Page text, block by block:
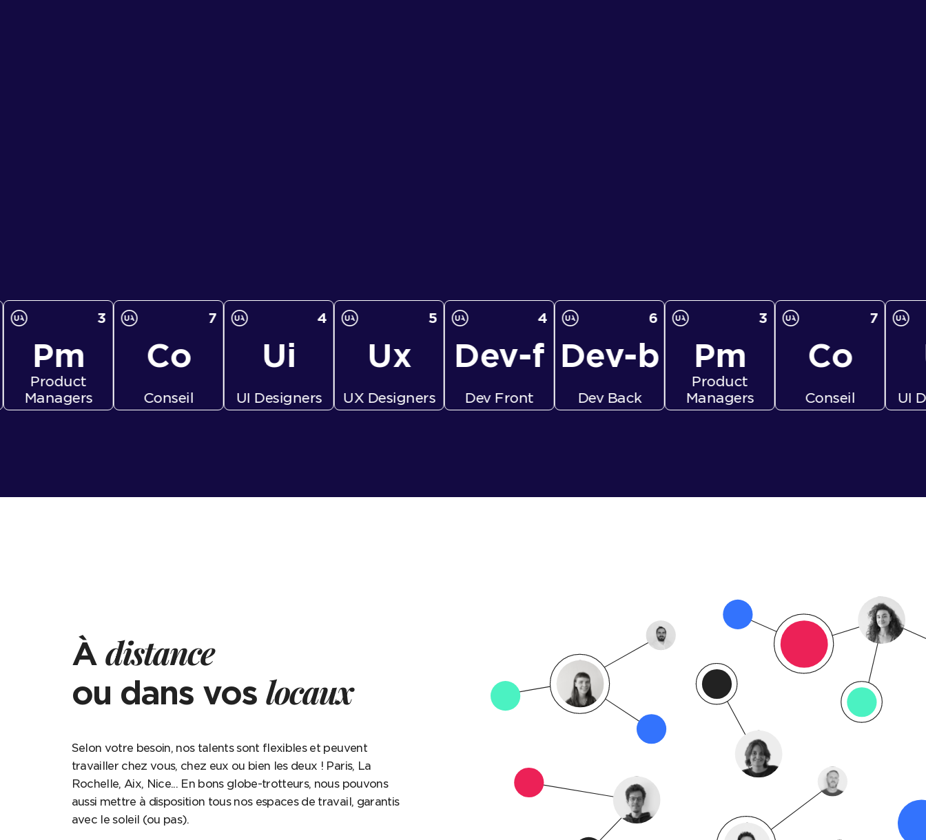
3 7
Co
Conseil
4
Ui
UI Designers
5
Ux
UX Designers
4
Dev-f
Dev Front
6
Dev-b
Dev Back
3
Pm
Managers
7
Co
Conseil
4
Ui
UI Designers
À distance
ou dans vos locaux
Selon votre besoin, nos talents sont flexibles et peuvent
travailler chez vous, chez eux ou bien les deux ! Paris, La
Rochelle, Aix, Nice... En bons globe-trotteurs, nous pouvons
aussi mettre à disposition tous nos espaces de travail, garantis
avec le soleil (ou pas).